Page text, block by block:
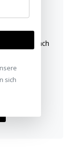
und
ganz einfach
oder die
.
sich